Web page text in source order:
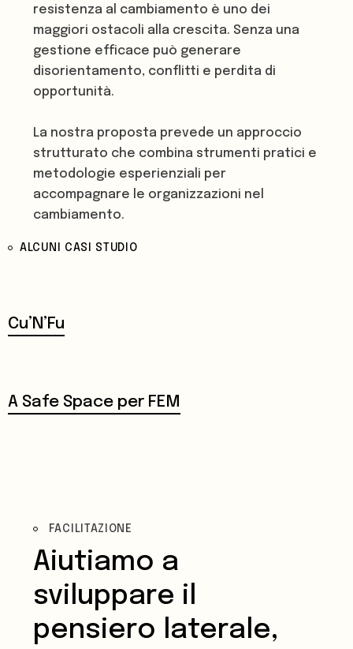
resistenza al cambiamento è uno dei
maggiori ostacoli alla crescita. Senza una
gestione efficace può generare
disorientamento, conflitti e perdita di
opportunità.
La nostra proposta prevede un approccio
strutturato che combina strumenti pratici e
metodologie esperienziali per
accompagnare le organizzazioni nel
cambiamento.
ALCUNI CASI STUDIO
Cu’N’Fu
A Safe Space per FEM
FACILITAZIONE
Aiutiamo a
sviluppare il
pensiero laterale,